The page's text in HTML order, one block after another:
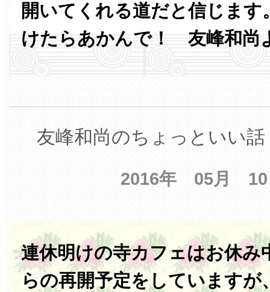
開いてくれる道だと信じま
けたらあかんで！ 友峰和尚
友峰和尚のちょっといい
2016年 05月
連休明けの寺カフェはお休み
らの再開予定をしていますが